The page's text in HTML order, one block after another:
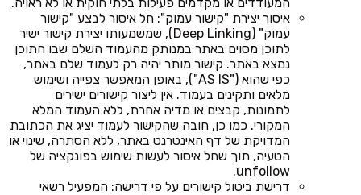
איסור יצירת "קישור עמוק": חל איסור לבצע "קישור
עמוק" (Deep Linking), שמשמעותו יצירת קישור ישיר
לתוכן מסוים באתר במנותק מהעמוד השלם שבו התוכן
נמצא באתר. קישור מותר יהיה רק לעמוד שלם באתר,
כפי שהוא ("AS IS"), באופן המאפשר צפייה ושימוש
מלאים ותקינים בעמוד. אין ליצור קישורים ישירים
לתמונות, קבצים או מדיה אחרת, ללא העמוד המלא
המקורי. כמו כן, חובה שהקישור לעמוד יציג את הכתובת
המדויקת של דף האינטרנט באתר, ללא הסתרה, שינוי או
הטעיה, תוך שחל איסור לעשות שימוש בפונקציה של
unfollow.
דרישת ביטול קישורים על פי דרישה: המפעיל רשאי